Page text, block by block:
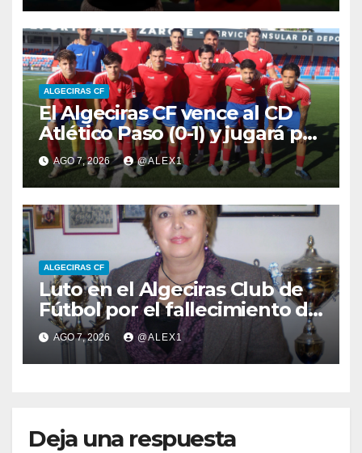
Ginés’
ALGECIRAS CF
El Algeciras CF vence al CD
Atlético Paso (0-1) y jugará por
el LVII Torneo ‘San Ginés’
ante el Arenas de Getxo
AGO 7, 2026 @ALEX1
ALGECIRAS CF
Luto en el Algeciras Club de
Fútbol por el fallecimiento de
su primera y única
presidenta: María de los
Ángeles Carrasco
AGO 7, 2026 @ALEX1
Deja una respuesta